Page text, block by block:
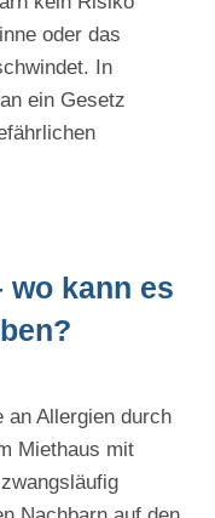
oder das
In
ein Gesetz
wo kann es
an Allergien durch
Miethaus mit